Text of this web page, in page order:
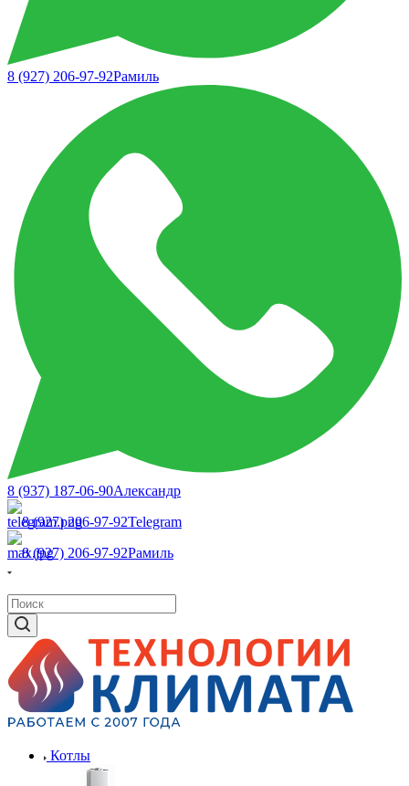
8 (927) 206-97-92Рамиль
8 (937) 187-06-90Александр
8 (927) 206-97-92Telegram
8 (927) 206-97-92Рамиль
Котлы